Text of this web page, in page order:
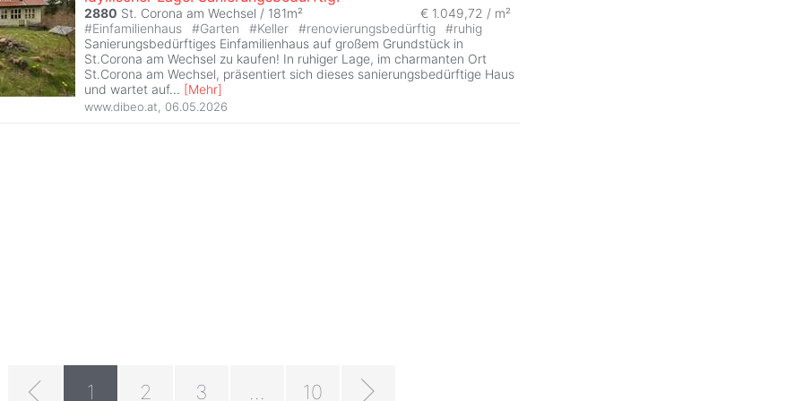
2880 St. Corona am Wechsel / 181m²
€ 1.049,72 / m²
#Einfamilienhaus #Garten #Keller #renovierungsbedürftig #ruhig
Sanierungsbedürftiges Einfamilienhaus auf großem Grundstück in
St.Corona am Wechsel zu kaufen! In ruhiger Lage, im charmanten Ort
St.Corona am Wechsel, präsentiert sich dieses sanierungsbedürftige Haus
und wartet auf... [Mehr]
www.dibeo.at 06.05.2026
1 2 3 10